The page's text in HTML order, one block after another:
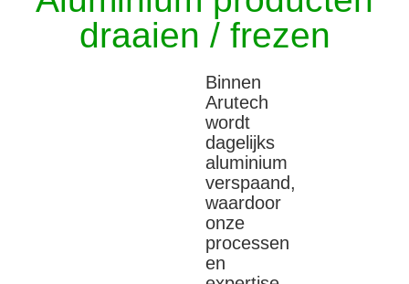
Binnen
Arutech
wordt
dagelijks
aluminium
verspaand,
waardoor
onze
processen
en
expertise
hierop
zijn
afgestemd.